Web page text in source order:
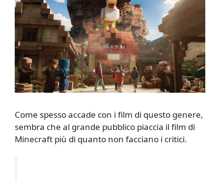
Come spesso accade con i film di questo genere,
sembra che al grande pubblico piaccia il film di
Minecraft più di quanto non facciano i critici.